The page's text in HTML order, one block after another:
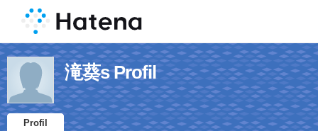
滝葵s Profil
Profil